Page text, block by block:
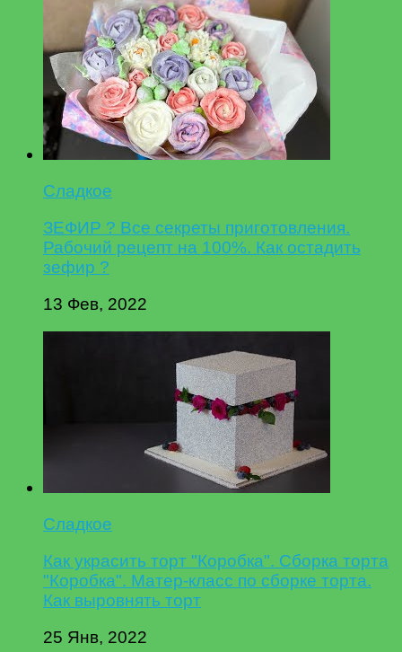
Сладкое
ЗЕФИР ? Все секреты приготовления.
Рабочий рецепт на 100%. Как остадить
зефир ?
13 Фев, 2022
Сладкое
Как украсить торт "Коробка". Сборка торта
"Коробка". Матер-класс по сборке торта.
Как выровнять торт
25 Янв, 2022